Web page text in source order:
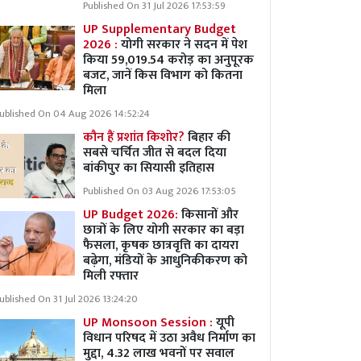
Published On 31 Jul 2026 17:53:59
UP Supplementary Budget
2026 :योगी सरकार ने सदन में पेश
किया 59,019.54 करोड़ का अनुपूरक
बजट, जानें किस विभाग को कितना
मिला
On 04 Aug 2026 14:52:24
कौन हैं प्रशांत किशोर?बिहार की
सबसे चर्चित जीत से बदल दिया
बांकीपुर का सियासी इतिहास
Published On 03 Aug 2026 17:53:05
UP Budget 2026:किसानों और
छात्रों के लिए योगी सरकार का बड़ा
फैसला, कृषक छात्रवृत्ति का दायरा
बढ़ेगा, मंडियों के आधुनिकीकरण को
मिली रफ्तार
On 31 Jul 2026 13:24:20
UP Monsoon Session :यूपी
विधान परिषद में उठा अवैध निर्माण का
मुद्दा, 4.32 लाख भवनों पर सवाल